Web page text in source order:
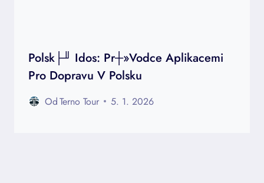
Polsk├╜ Idos: Pr┼»vodce Aplikacemi
Pro Dopravu V Polsku
OdTerno Tour 5. 1. 2026